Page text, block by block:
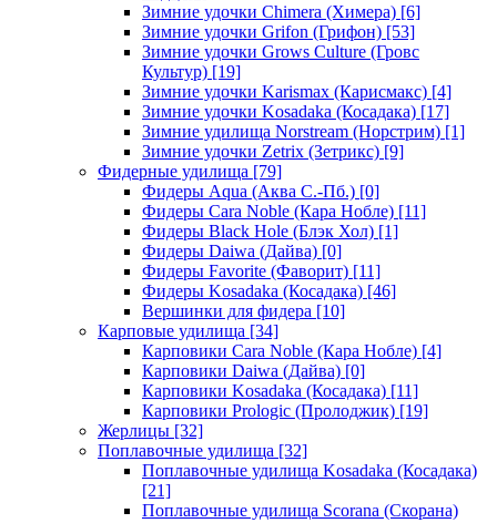
Зимние удочки Chimera (Химера) [6]
Зимние удочки Grifon (Грифон) [53]
Зимние удочки Grows Culture (Гровс
Культур) [19]
Зимние удочки Karismax (Карисмакс) [4]
Зимние удочки Kosadaka (Косадака) [17]
Зимние удилища Norstream (Норстрим) [1]
Зимние удочки Zetrix (Зетрикс) [9]
Фидерные удилища [79]
Фидеры Aqua (Аква С.-Пб.) [0]
Фидеры Cara Noble (Кара Нобле) [11]
Фидеры Black Hole (Блэк Хол) [1]
Фидеры Daiwa (Дайва) [0]
Фидеры Favorite (Фаворит) [11]
Фидеры Kosadaka (Косадака) [46]
Вершинки для фидера [10]
Карповые удилища [34]
Карповики Cara Noble (Кара Нобле) [4]
Карповики Daiwa (Дайва) [0]
Карповики Kosadaka (Косадака) [11]
Карповики Prologic (Пролоджик) [19]
Жерлицы [32]
Поплавочные удилища [32]
Поплавочные удилища Kosadaka (Косадака)
[21]
Поплавочные удилища Scorana (Скорана)